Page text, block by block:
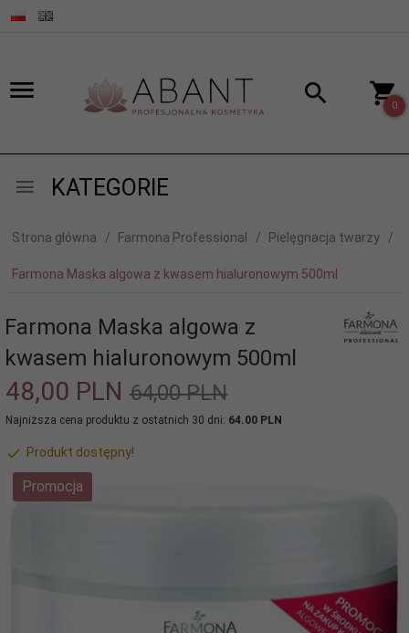
0
KATEGORIE
Strona główna Farmona Professional Pielęgnacja twarzy
Farmona Maska algowa z kwasem hialuronowym 500ml
Farmona Maska algowa z
kwasem hialuronowym 500ml
48,00 PLN 64,00 PLN
Najniższa cena produktu z ostatnich 30 dni: 64.00 PLN
Produkt dostępny!
Promocja